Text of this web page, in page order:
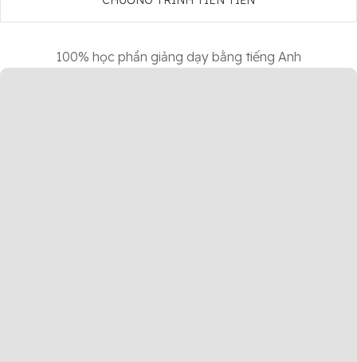
100% học phần giảng dạy bằng tiếng Anh